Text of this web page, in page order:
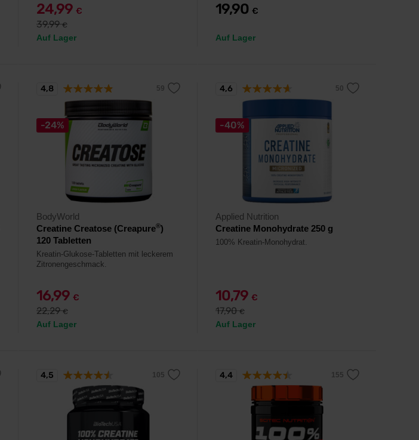
24,99 €
39,99€
Auf Lager
19,90 €
Auf Lager
-24%
BodyWorld
Creatine Creatose (Creapure®)
120 Tabletten
Kreatin-Glukose-Tabletten mit leckerem
Zitronengeschmack.
16,99 €
22,29€
Auf Lager
4,8
-40%
Applied Nutrition
Creatine Monohydrate 250 g
100% Kreatin-Monohydrat.
10,79 €
17,90€
Auf Lager
4,6
4,5 4,4